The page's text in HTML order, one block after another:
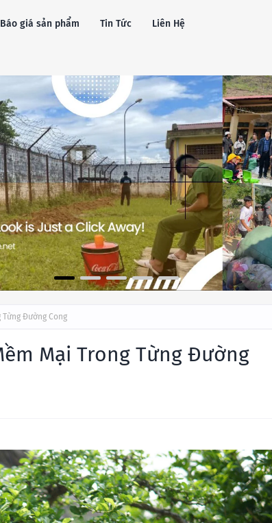
Báo giá sản phẩm Tin Tức Liên Hệ
Đường Cong
Mại Trong Từng Đường